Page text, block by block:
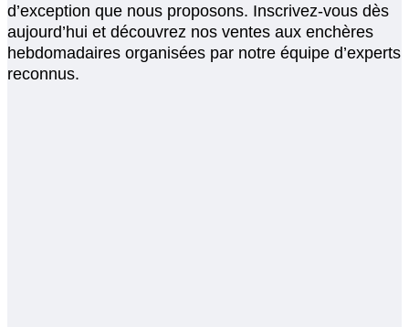
d’exception que nous proposons. Inscrivez-vous dès
aujourd’hui et découvrez nos ventes aux enchères
hebdomadaires organisées par notre équipe d’experts
reconnus.